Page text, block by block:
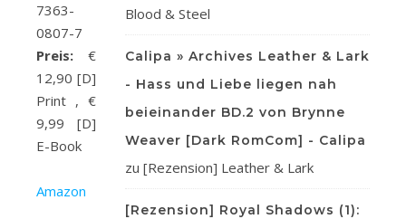
7363-
0807-7
Preis: €
12,90 [D]
Print , €
9,99 [D]
E-Book
Amazon
Blood & Steel
Calipa » Archives Leather & Lark
- Hass und Liebe liegen nah
beieinander BD.2 von Brynne
Weaver [Dark RomCom] - Calipa
zu [Rezension] Leather & Lark
[Rezension] Royal Shadows (1):